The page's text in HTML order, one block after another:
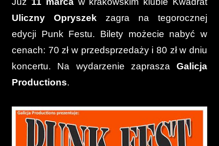
Uliczny Opryszek zagra na tegorocznej
edycji Punk Festu. Bilety możecie nabyć w
cenach: 70 zł w przedsprzedaży i 80 zł w dniu
koncertu. Na wydarzenie zaprasza Galicja
Productions.